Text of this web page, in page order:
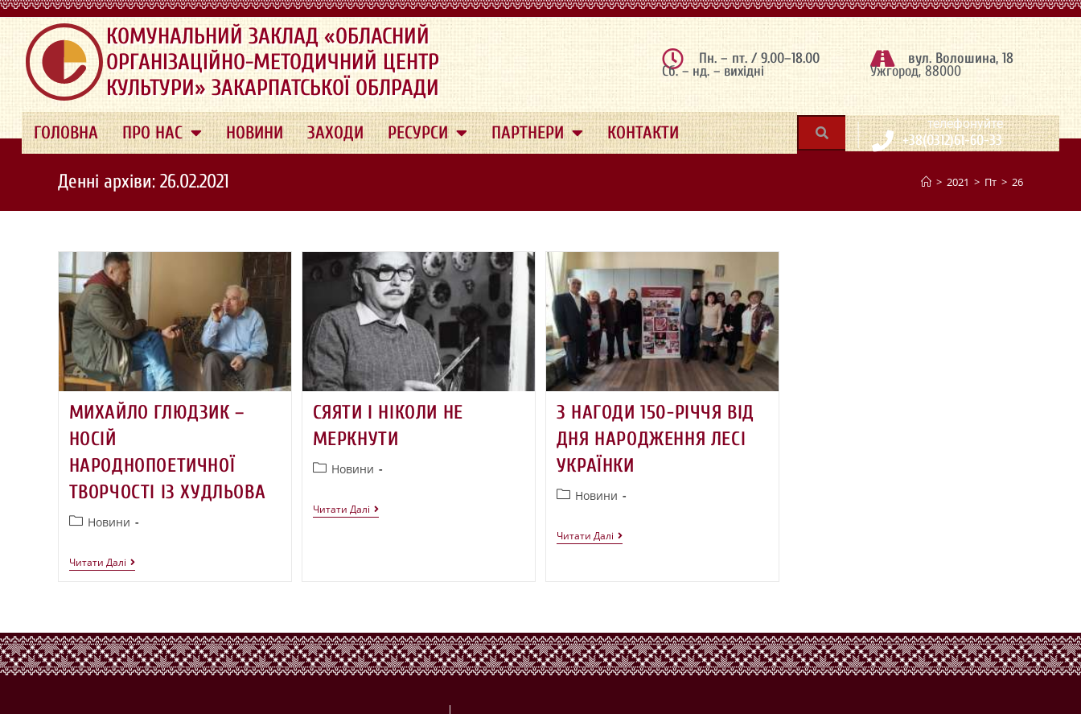
.
КОМУНАЛЬНИЙ ЗАКЛАД «ОБЛАСНИЙ
ОРГАНІЗАЦІЙНО-МЕТОДИЧНИЙ ЦЕНТР
КУЛЬТУРИ» ЗАКАРПАТСЬКОЇ ОБЛРАДИ
Пн. – пт. / 9.00–18.00
Сб. – нд. – вихідні
вул. Волошина, 18
Ужгород, 88000
ГОЛОВНА ПРО НАС НОВИНИ ЗАХОДИ РЕСУРСИ ПАРТНЕРИ КОНТАКТИ | телефонуйте
+38(0312)61-60-33
Денні архіви: 26.02.2021 > 2021 > Пт > 26
МИХАЙЛО ГЛЮДЗИК –
НОСІЙ
НАРОДНОПОЕТИЧНОЇ
ТВОРЧОСТІ ІЗ ХУДЛЬОВА
Новини
Читати Далі
СЯЯТИ І НІКОЛИ НЕ
МЕРКНУТИ
Новини
Читати Далі
З НАГОДИ 150-РІЧЧЯ ВІД
ДНЯ НАРОДЖЕННЯ ЛЕСІ
УКРАЇНКИ
Новини
Читати Далі